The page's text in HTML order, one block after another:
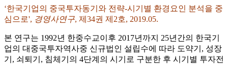
‘한국기업의 중국투자동기와 전략-시기별 환경요인 분석을 중
심으로', 경영사연구, 제34권 제2호, 2019.05.
본 연구는 1992년 한중수교이후 2017년까지 25년간의 한국기
업의 대중국투자역사중 신규법인 설립수에 따라 도약기, 성장
기, 쇠퇴기, 침체기의 4단계의 시기로 구분한 후 시기별 투자전